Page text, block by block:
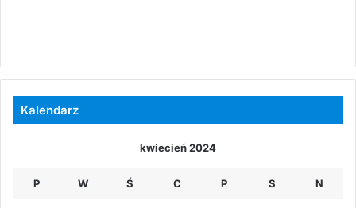
Kalendarz
kwiecień 2024
P W Ś C P S N